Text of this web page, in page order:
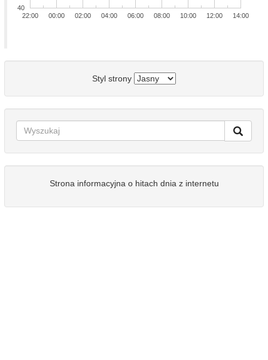
22:00 00:00 02:00 04:00 06:00 08:00 10:00 12:00 14:00
40
Styl strony
Strona informacyjna o hitach dnia z internetu